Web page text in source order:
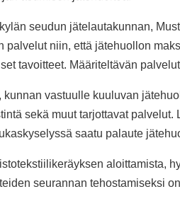
seudun jätelautakunnan,
niin, että jätehuollon
tavoitteet. Määriteltävän
vastuulle kuuluvan
sekä muut tarjottavat
saatu palaute
aloittamista,
seurannan tehostamiseksi